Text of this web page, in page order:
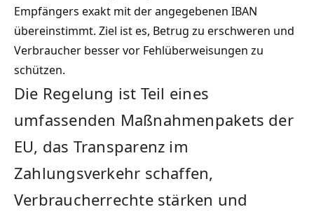
Empfängers exakt mit der angegebenen IBAN
übereinstimmt. Ziel ist es, Betrug zu erschweren und
Verbraucher besser vor Fehlüberweisungen zu
schützen.
Die Regelung ist Teil eines
umfassenden Maßnahmenpakets der
EU, das Transparenz im
Zahlungsverkehr schaffen,
Verbraucherrechte stärken und